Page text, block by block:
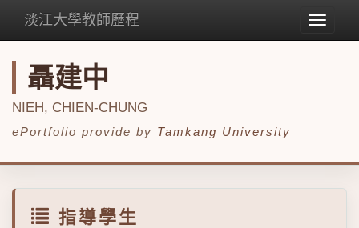
Toggle
淡江大學教師歷程
聶建中
NIEH, CHIEN-CHUNG
ePortfolio provide by Tamkang University
指導學生